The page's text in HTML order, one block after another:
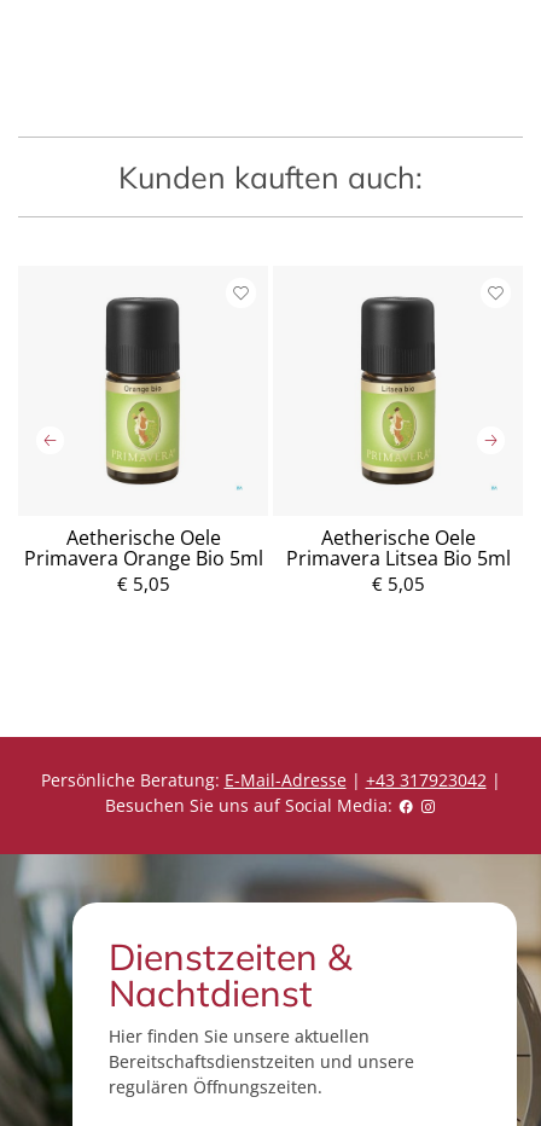
Kunden kauften auch:
Aetherische Oele
Primavera Orange Bio 5ml
€ 5,05
Aetherische Oele
Primavera Litsea Bio 5ml
€ 5,05
Persönliche Beratung: E-Mail-Adresse| +43 317923042|
Besuchen Sie uns auf Social Media:
Dienstzeiten &
Nachtdienst
Hier finden Sie unsere aktuellen
Bereitschaftsdienstzeiten und unsere
regulären Öffnungszeiten.